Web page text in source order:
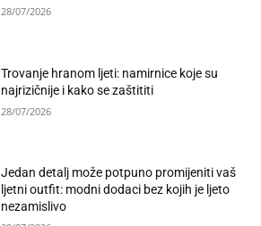
28/07/2026
Trovanje hranom ljeti: namirnice koje su
najrizičnije i kako se zaštititi
28/07/2026
Jedan detalj može potpuno promijeniti vaš
ljetni outfit: modni dodaci bez kojih je ljeto
nezamislivo